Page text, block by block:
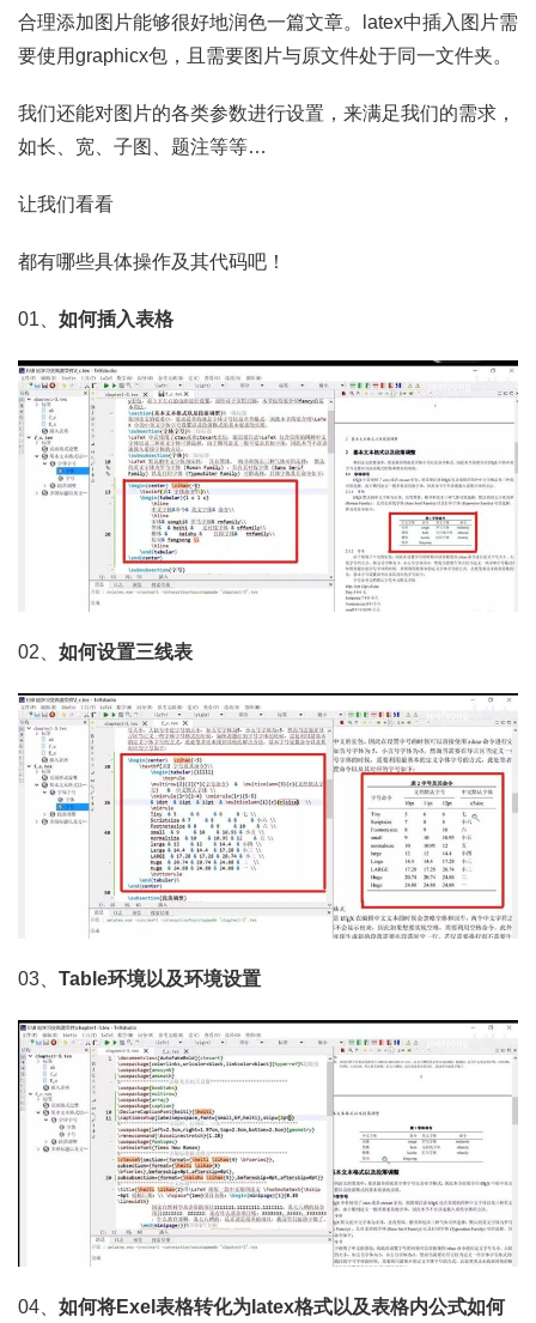
合理添加图片能够很好地润色一篇文章。latex中插入图片需
要使用graphicx包，且需要图片与原文件处于同一文件夹。
我们还能对图片的各类参数进行设置，来满足我们的需求，
如长、宽、子图、题注等等…
让我们看看
都有哪些具体操作及其代码吧！
01、 如何插入表格
02、 如何设置三线表
03、 Table环境以及环境设置
04、 如何将Exel表格转化为latex格式以及表格内公式如何